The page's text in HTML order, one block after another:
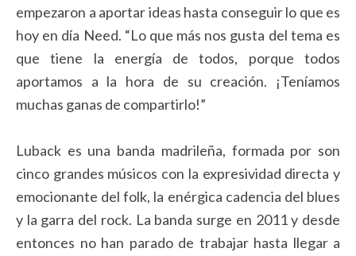
empezaron a aportar ideas hasta conseguir lo que es
hoy en día Need. “Lo que más nos gusta del tema es
que tiene la energía de todos, porque todos
aportamos a la hora de su creación. ¡Teníamos
muchas ganas de compartirlo!”
Luback es una banda madrileña, formada por son
cinco grandes músicos con la expresividad directa y
emocionante del folk, la enérgica cadencia del blues
y la garra del rock. La banda surge en 2011 y desde
entonces no han parado de trabajar hasta llegar a